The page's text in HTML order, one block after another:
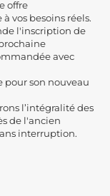
offre
vos besoins réels.
l'inscription de
avec
pour son nouveau
l’intégralité des
de l'ancien
interruption.